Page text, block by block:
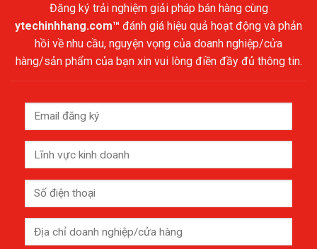
Đăng ký trải nghiệm giải pháp bán hàng cùng
ytechinhhang.com™ đánh giá hiệu quả hoạt động và phản
hồi về nhu cầu, nguyện vọng của doanh nghiệp/cửa
hàng/sản phẩm của bạn xin vui lòng điền đầy đủ thông tin.